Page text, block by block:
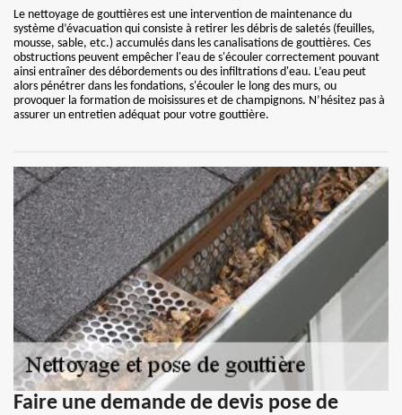
Le nettoyage de gouttières est une intervention de maintenance du
système d’évacuation qui consiste à retirer les débris de saletés (feuilles,
mousse, sable, etc.) accumulés dans les canalisations de gouttières. Ces
obstructions peuvent empêcher l'eau de s'écouler correctement pouvant
ainsi entraîner des débordements ou des infiltrations d'eau. L’eau peut
alors pénétrer dans les fondations, s'écouler le long des murs, ou
provoquer la formation de moisissures et de champignons. N’hésitez pas à
assurer un entretien adéquat pour votre gouttière.
Faire une demande de devis pose de